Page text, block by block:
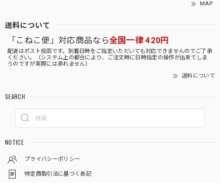
MAP
送料について
「こねこ便」対応商品なら全国一律 420円
配達はポスト投函です。到着日時をご指定いただいても対応できませんのでご了承
ください。（システム上の都合により、ご注文時に日時指定の操作が出来てしま
うのですが実際には承れません）
送料について
SEARCH
NOTICE
プライバシーポリシー
特定商取引法に基づく表記